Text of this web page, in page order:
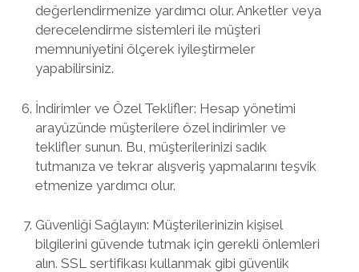
değerlendirmenize yardımcı olur. Anketler veya
derecelendirme sistemleri ile müşteri
memnuniyetini ölçerek iyileştirmeler
yapabilirsiniz.
İndirimler ve Özel Teklifler: Hesap yönetimi
arayüzünde müşterilere özel indirimler ve
teklifler sunun. Bu, müşterilerinizi sadık
tutmanıza ve tekrar alışveriş yapmalarını teşvik
etmenize yardımcı olur.
Güvenliği Sağlayın: Müşterilerinizin kişisel
bilgilerini güvende tutmak için gerekli önlemleri
alın. SSL sertifikası kullanmak gibi güvenlik